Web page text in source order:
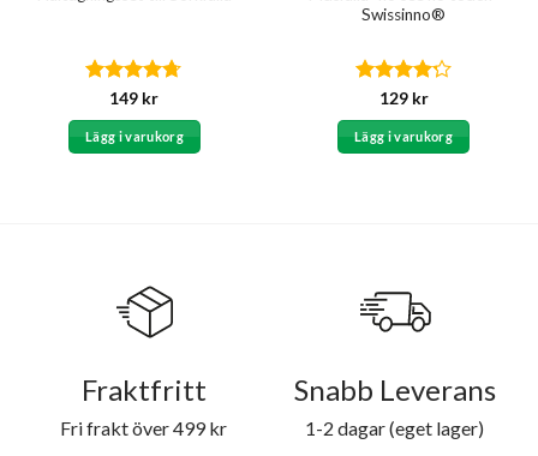
Betygsatt
4.67av 5
149 kr
Lägg i varukorg
Swissinno®
Betygsatt
4.25av 5
129 kr
Lägg i varukorg
Fraktfritt
Fri frakt över 499 kr
Snabb Leverans
1-2 dagar (eget lager)